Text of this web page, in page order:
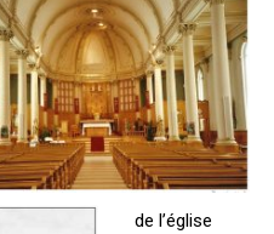
de l’église